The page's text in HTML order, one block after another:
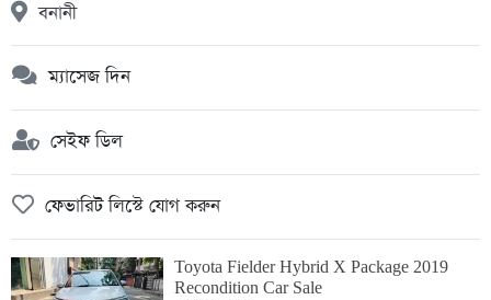
বনানী
ম্যাসেজ দিন
সেইফ ডিল
ফেভারিট লিস্টে যোগ করুন
Toyota Fielder Hybrid X Package 2019
Recondition Car Sale